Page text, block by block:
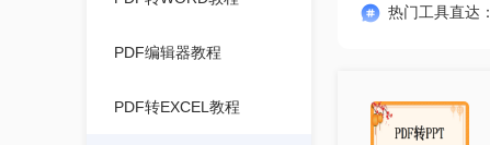
热门工具直达：
PDF编辑器教程
PDF转EXCEL教程